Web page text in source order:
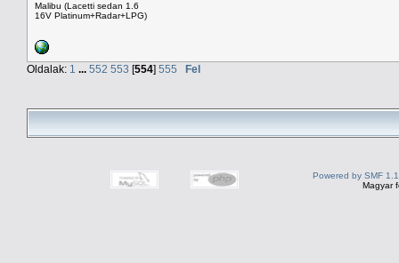
Malibu (Lacetti sedan 1.6
16V Platinum+Radar+LPG)
Oldalak: 1 ... 552 553 [554] 555 Fel
Powered by SMF
Magyar